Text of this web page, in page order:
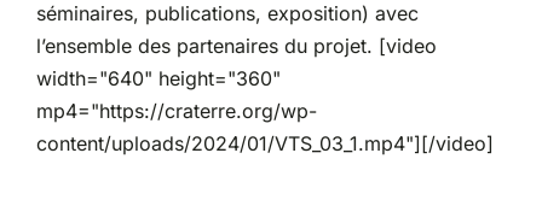
séminaires, publications, exposition) avec
l’ensemble des partenaires du projet. [video
width="640" height="360"
mp4="https://craterre.org/wp-
content/uploads/2024/01/VTS_03_1.mp4"][/video]